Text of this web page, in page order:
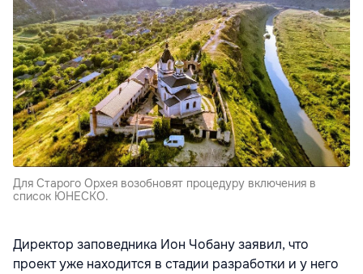
Для Старого Орхея возобновят процедуру включения в
список ЮНЕСКО.
Директор заповедника Ион Чобану заявил, что
проект уже находится в стадии разработки и у него